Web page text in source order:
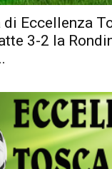
di Eccellenza
3-2 la